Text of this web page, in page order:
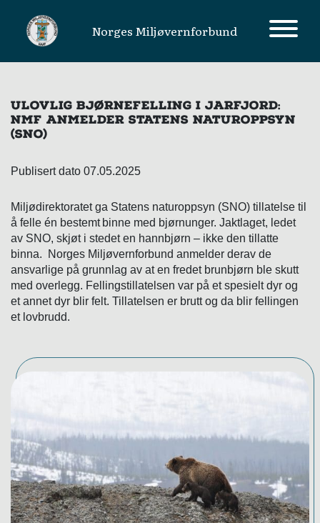
MAIN NAVIGATIONNorges Miljøvernforbund
ULOVLIG BJØRNEFELLING I JARFJORD:
NMF ANMELDER STATENS NATUROPPSYN
(SNO)
Publisert dato 07.05.2025
Miljødirektoratet ga Statens naturoppsyn (SNO) tillatelse til
å felle én bestemt binne med bjørnunger. Jaktlaget, ledet
av SNO, skjøt i stedet en hannbjørn – ikke den tillatte
binna. Norges Miljøvernforbund anmelder derav de
ansvarlige på grunnlag av at en fredet brunbjørn ble skutt
med overlegg. Fellingstillatelsen var på et spesielt dyr og
et annet dyr blir felt. Tillatelsen er brutt og da blir fellingen
et lovbrudd.